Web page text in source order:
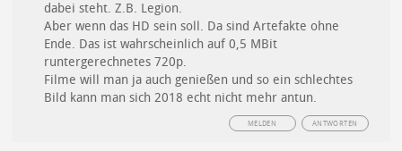
dabei steht. Z.B. Legion.
Aber wenn das HD sein soll. Da sind Artefakte ohne
Ende. Das ist wahrscheinlich auf 0,5 MBit
runtergerechnetes 720p.
Filme will man ja auch genießen und so ein schlechtes
Bild kann man sich 2018 echt nicht mehr antun.
ANTWORTEN
MELDEN